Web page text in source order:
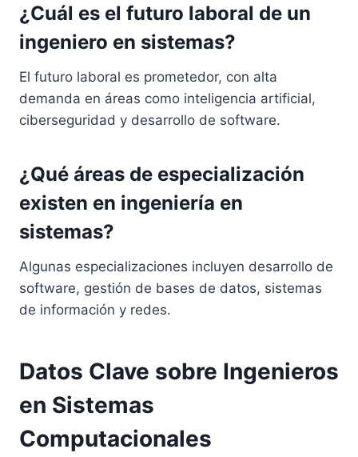
¿Cuál es el futuro laboral de un
ingeniero en sistemas?
El futuro laboral es prometedor, con alta
demanda en áreas como inteligencia artificial,
ciberseguridad y desarrollo de software.
¿Qué áreas de especialización
existen en ingeniería en
sistemas?
Algunas especializaciones incluyen desarrollo de
software, gestión de bases de datos, sistemas
de información y redes.
Datos Clave sobre Ingenieros
en Sistemas
Computacionales